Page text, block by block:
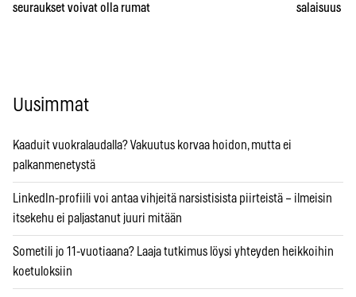
seuraukset voivat olla rumat
salaisuus –
Uusimmat
Kaaduit vuokralaudalla? Vakuutus korvaa hoidon, mutta ei
palkanmenetystä
LinkedIn-profiili voi antaa vihjeitä narsistisista piirteistä – ilmeisin
itsekehu ei paljastanut juuri mitään
Sometili jo 11-vuotiaana? Laaja tutkimus löysi yhteyden heikkoihin
koetuloksiin